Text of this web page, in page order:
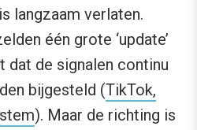
langzaam verlaten.
één grote ‘update’
dat de signalen continu
bijgesteld (TikTok,
). Maar de richting is